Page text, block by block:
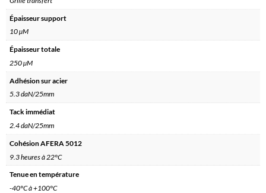
Épaisseur support
10 µM
Épaisseur totale
250 µM
Adhésion sur acier
5.3 daN/25mm
Tack immédiat
2.4 daN/25mm
Cohésion AFERA 5012
9.3 heures à 22°C
Tenue en température
-40°C à +100°C